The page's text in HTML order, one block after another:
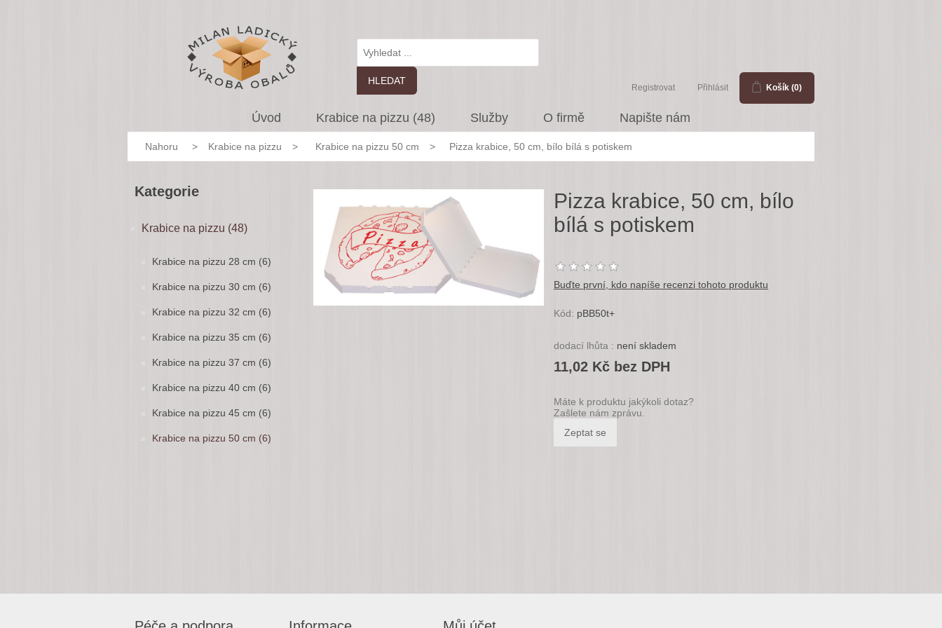
Registrovat Přihlásit Košík (0)
Úvod Krabice na pizzu (48) Služby O firmě Napište nám
Nahoru > Krabice na pizzu > Krabice na pizzu 50 cm > Pizza krabice, 50 cm, bílo bílá s potiskem
Kategorie
Krabice na pizzu (48)
Krabice na pizzu 28 cm (6)
Krabice na pizzu 30 cm (6)
Krabice na pizzu 32 cm (6)
Krabice na pizzu 35 cm (6)
Krabice na pizzu 37 cm (6)
Krabice na pizzu 40 cm (6)
Krabice na pizzu 45 cm (6)
Krabice na pizzu 50 cm (6)
Pizza krabice, 50 cm, bílo
bílá s potiskem
Buďte první, kdo napíše recenzi tohoto produktu
Kód: pBB50t+
dodací lhůta : není skladem
11,02 Kč bez DPH
Máte k produktu jakýkoli dotaz?
Zašlete nám zprávu.